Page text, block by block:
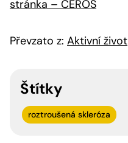
stránka – CEROS
Převzato z: Aktivní život
Štítky
roztroušená skleróza